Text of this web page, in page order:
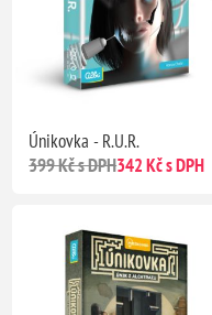
Únikovka - R.U.R.
399 Kč s DPH342 Kč s DPH